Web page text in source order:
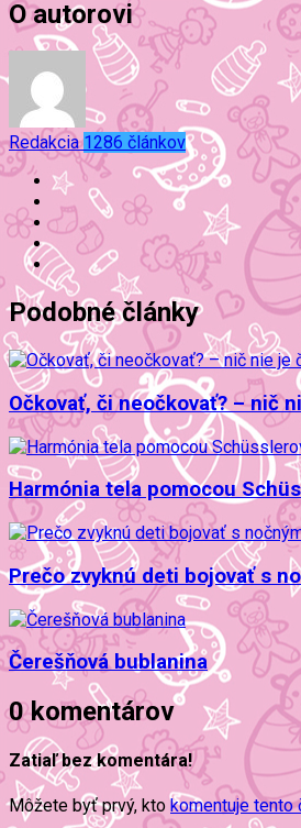
O autorovi
Redakcia1286 článkov
Podobné články
Očkovať, či neočkovať? – nič
Harmónia tela pomocou
Prečo zvyknú deti bojovať s
Čerešňová bublanina
0 komentárov
Zatiaľ bez komentára!
Môžete byť prvý, ktokomentuje tento